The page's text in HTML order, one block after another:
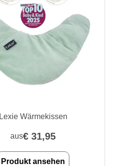
Lexie Wärmekissen
aus€ 31,95
Produkt ansehen